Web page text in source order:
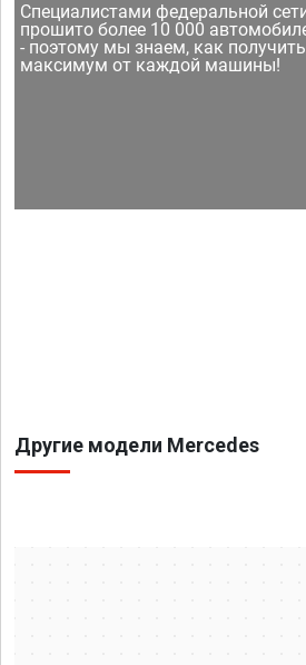
Специалистами федеральной
прошито более 10 000
- поэтому мы знаем, как
максимум от каждой машины!
Другие модели Mercedes